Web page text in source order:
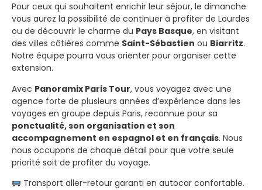
Pour ceux qui souhaitent enrichir leur séjour, le dimanche
vous aurez la possibilité de continuer à profiter de Lourdes
ou de découvrir le charme du Pays Basque, en visitant
des villes côtières comme Saint-Sébastien ou Biarritz.
Notre équipe pourra vous orienter pour organiser cette
extension.
Avec Panoramix Paris Tour, vous voyagez avec une
agence forte de plusieurs années d’expérience dans les
voyages en groupe depuis Paris, reconnue pour sa
ponctualité, son organisation et son
accompagnement en espagnol et en français. Nous
nous occupons de chaque détail pour que votre seule
priorité soit de profiter du voyage.
Transport aller-retour garanti en autocar confortable.